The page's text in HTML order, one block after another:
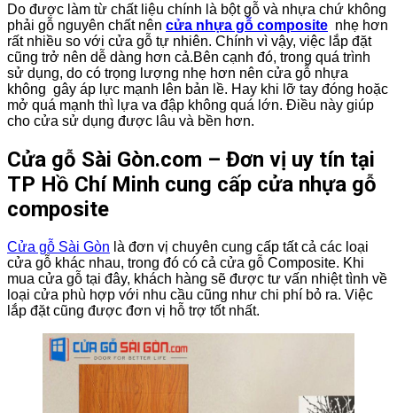
Do được làm từ chất liệu chính là bột gỗ và nhựa chứ không
phải gỗ nguyên chất nên cửa nhựa gỗ composite nhẹ hơn
rất nhiều so với cửa gỗ tự nhiên. Chính vì vậy, việc lắp đặt
cũng trở nên dễ dàng hơn cả.Bên cạnh đó, trong quá trình
sử dụng, do có trọng lượng nhẹ hơn nên cửa gỗ nhựa
không gây áp lực mạnh lên bản lề. Hay khi lỡ tay đóng hoặc
mở quá mạnh thì lựa va đập không quá lớn. Điều này giúp
cho cửa sử dụng được lâu và bền hơn.
Cửa gỗ Sài Gòn.com – Đơn vị uy tín tại
TP Hồ Chí Minh cung cấp cửa nhựa gỗ
composite
Cửa gỗ Sài Gòn là đơn vị chuyên cung cấp tất cả các loại
cửa gỗ khác nhau, trong đó có cả cửa gỗ Composite. Khi
mua cửa gỗ tại đây, khách hàng sẽ được tư vấn nhiệt tình về
loại cửa phù hợp với nhu cầu cũng như chi phí bỏ ra. Việc
lắp đặt cũng được đơn vị hỗ trợ tốt nhất.